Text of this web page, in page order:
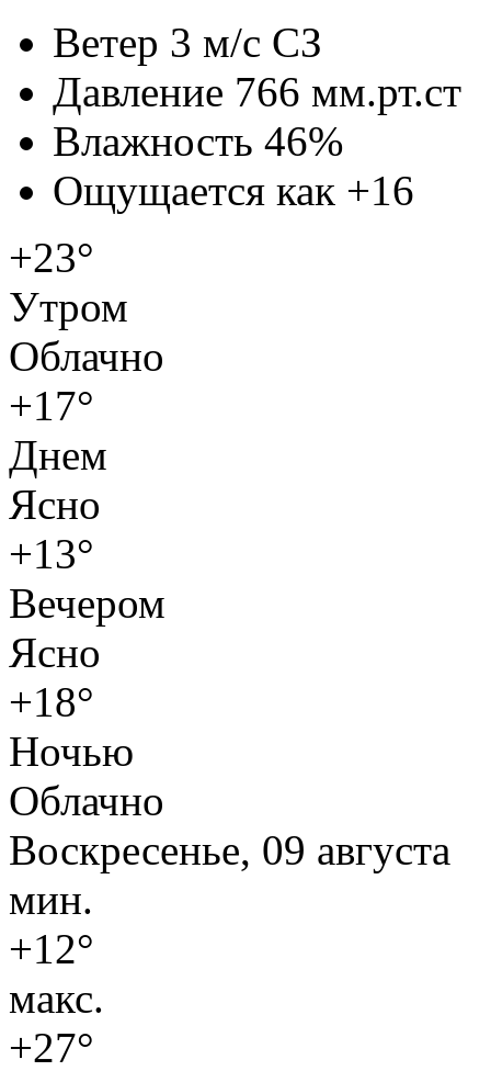
Ветер 3 м/с СЗ
Давление 766 мм.рт.ст
Влажность 46%
Ощущается как +16
+23°
Утром
Облачно
+17°
Днем
Ясно
+13°
Вечером
Ясно
+18°
Ночью
Облачно
Воскресенье, 09 августа
мин.
+12°
макс.
+27°